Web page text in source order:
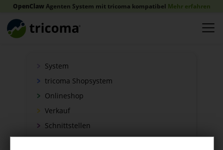
OpenClawAgenten System mit tricoma kompatibel Mehr erfahren
System
tricoma Shopsystem
Onlineshop
Verkauf
Schnittstellen
Zahlung